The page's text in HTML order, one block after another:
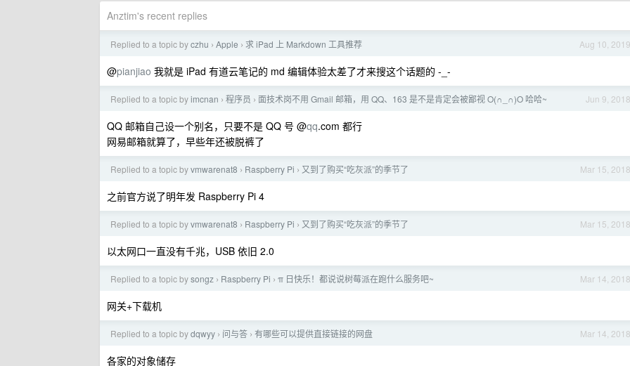
Anztim's recent replies
Aug 10, 2019
Replied to a topic byczhu › Apple › 求 iPad 上 Markdown 工具推荐
@pianjiao 我就是 iPad 有道云笔记的 md 编辑体验太差了才来搜这个话题的 -_-
Jun 9, 2018
Replied to a topic byimcnan › 程序员 › 面技术岗不用 Gmail 邮箱，用 QQ、163 是不是肯定会被鄙视 O(∩_∩)O 哈哈~
QQ 邮箱自己设一个别名，只要不是 QQ 号 @qq.com 都行
网易邮箱就算了，早些年还被脱裤了
Mar 15, 2018
Replied to a topic byvmwarenat8 › Raspberry Pi › 又到了购买“吃灰派”的季节了
之前官方说了明年发 Raspberry Pi 4
Mar 15, 2018
Replied to a topic byvmwarenat8 › Raspberry Pi › 又到了购买“吃灰派”的季节了
以太网口一直没有千兆，USB 依旧 2.0
Mar 14, 2018
Replied to a topic bysongz › Raspberry Pi › π 日快乐！都说说树莓派在跑什么服务吧~
网关+下载机
Mar 14, 2018
Replied to a topic bydqwyy › 问与答 › 有哪些可以提供直接链接的网盘
各家的对象储存